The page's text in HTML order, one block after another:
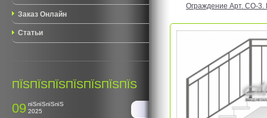
Заказ Онлайн
Статьи
ПЇЅПЇЅПЇЅПЇЅПЇЅПЇЅПЇЅ
09 пїЅпїЅпїЅпїЅ
2025
Ограждение Арт. CO-3.